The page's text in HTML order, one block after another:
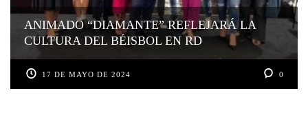
ANIMADO “DIAMANTE” REFLEJARÁ LA
CULTURA DEL BÉISBOL EN RD
17 DE MAYO DE 2024 0